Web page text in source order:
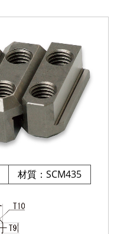
材質：SCM435